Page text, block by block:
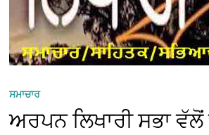
ਸਮਾਚਾਰ
ਅਰਪਨ ਲਿਖਾਰੀ ਸਭਾ ਵੱਲੋਂ